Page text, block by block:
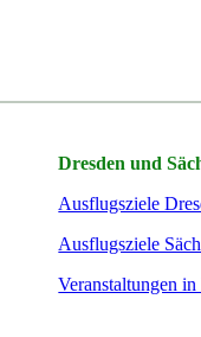
Dresden und
Ausflugsziele
Ausflugsziele
Veranstaltungen in